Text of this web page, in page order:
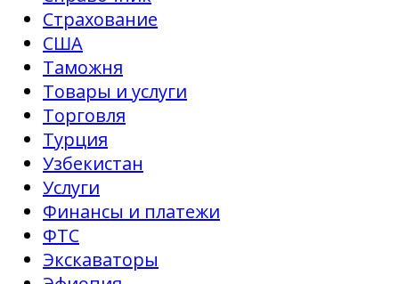
Страхование
США
Таможня
Товары и услуги
Торговля
Турция
Узбекистан
Услуги
Финансы и платежи
ФТС
Экскаваторы